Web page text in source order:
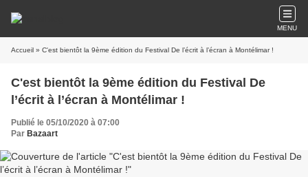
MENU
Accueil » C'est bientôt la 9ème édition du Festival De l’écrit à l’écran à Montélimar !
C'est bientôt la 9ème édition du Festival De
l’écrit à l’écran à Montélimar !
Publié le 05/10/2020 à 07:00
Par Bazaart